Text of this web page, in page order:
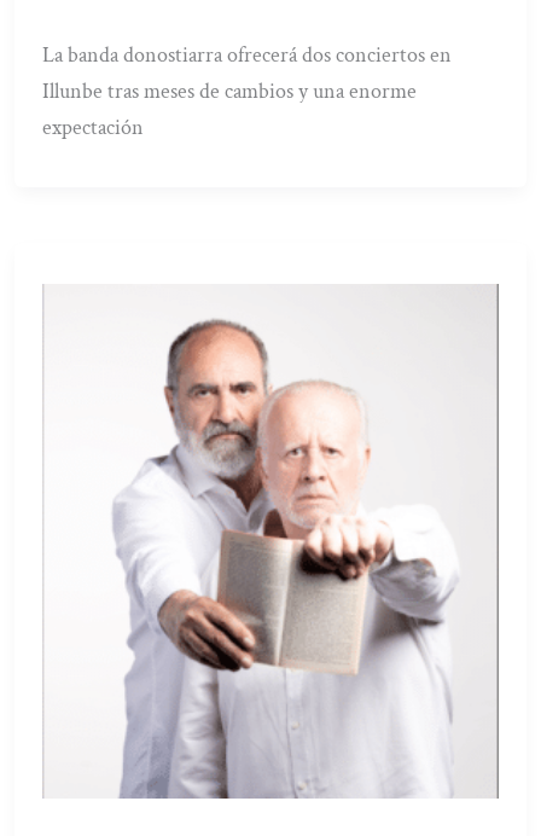
La banda donostiarra ofrecerá dos conciertos en
Illunbe tras meses de cambios y una enorme
expectación